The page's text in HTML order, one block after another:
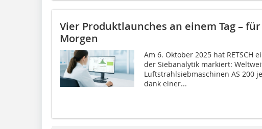
Vier Produktlaunches an einem Tag –
Morgen
Am 6. Oktober 2025 hat RETSCH
der Siebanalytik markiert:
Luftstrahlsiebmaschinen AS 200
dank einer...